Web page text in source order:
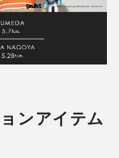
ンアイテム